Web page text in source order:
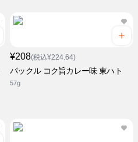
¥208(税込¥224.64)
パックル コク旨カレー味 東ハト
57g